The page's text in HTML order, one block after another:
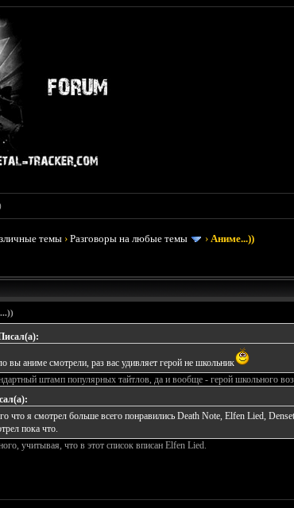
темы ›Разговоры на любые темы ›Аниме...))
вы аниме смотрели, раз вас удивляет герой не школьник
штамп популярных тайтлов, да и вообще - герой школьного
что я смотрел больше всего понравились Death Note, Elfen Lied,
пока что.
учитывая, что в этот список вписан Elfen Lied.